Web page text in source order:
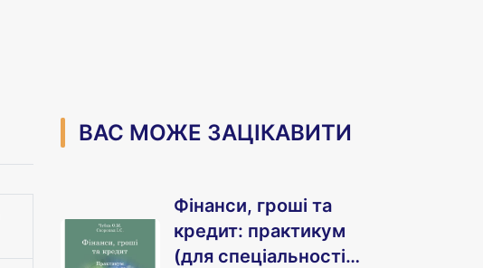
ВАС МОЖЕ ЗАЦІКАВИТИ
Фінанси, гроші та
кредит: практикум
(для спеціальності